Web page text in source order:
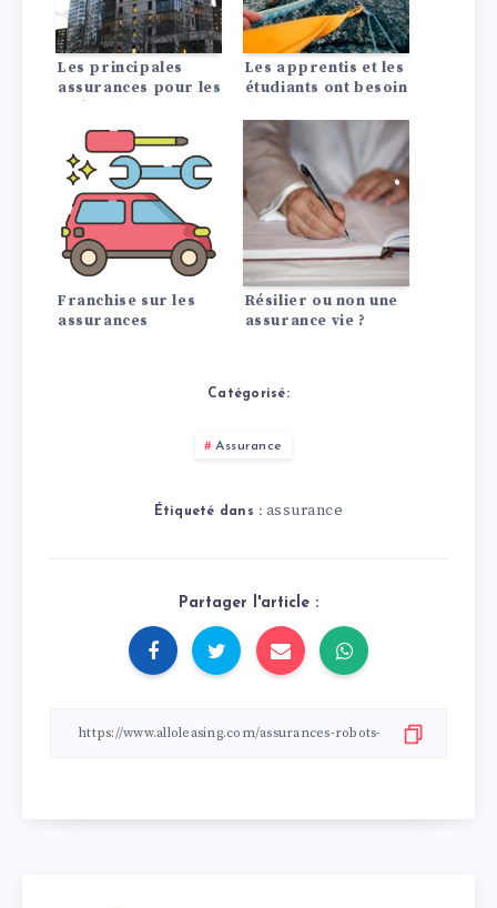
Les principales
assurances pour les
Les apprentis et les
étudiants ont besoin
Franchise sur les
assurances
Résilier ou non une
assurance vie ?
Catégorisé:
Assurance
Étiqueté dans : assurance
Partager l'article :